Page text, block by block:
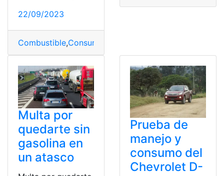
22/09/2023
Combustible,Consumo
Multa por
quedarte sin
gasolina en
un atasco
Prueba de
manejo y
consumo del
Chevrolet D-